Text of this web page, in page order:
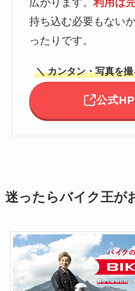
広がります。 利用は
持ち込む必要もない
ったりです。
＼ カンタン・写真を
公式
迷ったらバイク王が